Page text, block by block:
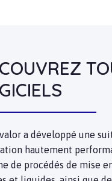
a développé une
hautement
de procédés de mise